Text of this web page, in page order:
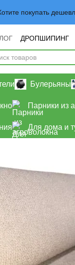
покупать
ДРОПШИПИНГ
и возврат
Булерьяны
Парники из
Для дома и